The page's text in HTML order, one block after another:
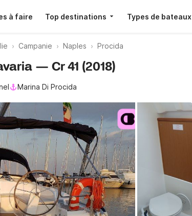
à faire Top destinations Types de bateaux
Campanie Naples Procida
— Cr 41 (2018)
Marina Di Procida